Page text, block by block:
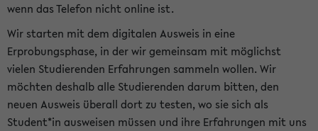
wenn das Telefon nicht online ist.
Wir starten mit dem digitalen Ausweis in eine
Erprobungsphase, in der wir gemeinsam mit möglichst
vielen Studierenden Erfahrungen sammeln wollen. Wir
möchten deshalb alle Studierenden darum bitten, den
neuen Ausweis überall dort zu testen, wo sie sich als
Student*in ausweisen müssen und ihre Erfahrungen mit uns